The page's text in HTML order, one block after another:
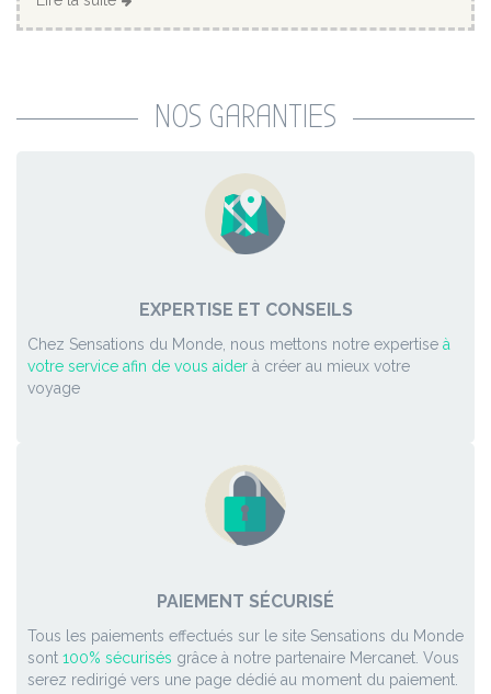
NOS GARANTIES
EXPERTISE ET CONSEILS
Chez Sensations du Monde, nous mettons notre expertise à
votre service afin de vous aider à créer au mieux votre
voyage
PAIEMENT SÉCURISÉ
Tous les paiements effectués sur le site Sensations du Monde
sont 100% sécurisés grâce à notre partenaire Mercanet. Vous
serez redirigé vers une page dédié au moment du paiement.